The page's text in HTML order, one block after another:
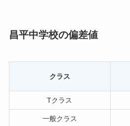
昌平中学校の偏差値
クラス
Tクラス
一般クラス